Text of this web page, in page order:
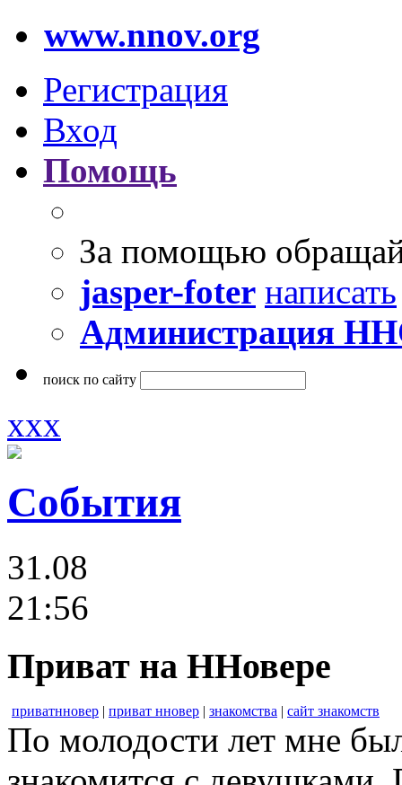
www.nnov.org
Регистрация
Вход
Помощь
За помощью
jasper-foter написать
Администрация
поиск по сайту
xxx
События
31.08
21:56
Приват на ННовере
приватнновер | приват нновер | знакомства | сайт знакомств
По молодости лет мне